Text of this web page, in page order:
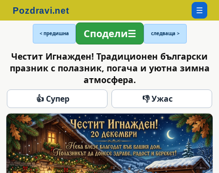
☰
< предишна Сподели следваща >
Честит Игнажден! Традиционен български
празник с полазник, погача и уютна зимна
атмосфера.
👍 Супер 👎 Ужас